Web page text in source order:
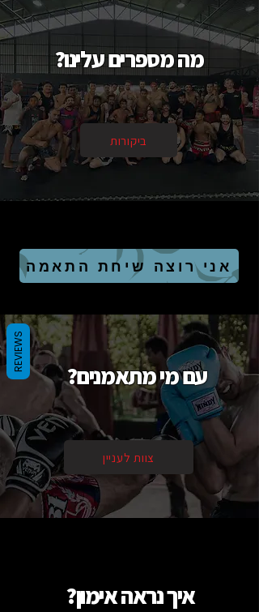
מה מספרים עלינו?
ביקורות
אני רוצה שיחת התאמה
עם מי מתאמנים?
צוות לעניין
איך נראה אימון?
REVIEWS